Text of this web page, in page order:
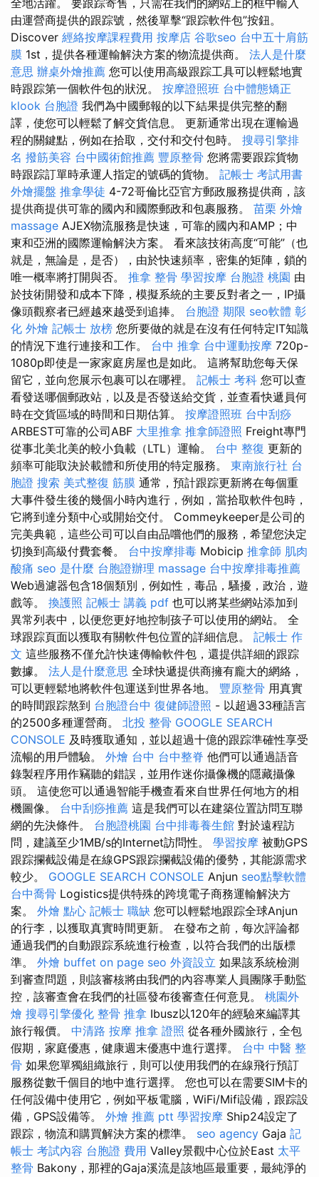
全地活躍。 要跟踪寄售，只需在我們的網站上的框中輸入
由運營商提供的跟踪號，然後單擊“跟踪軟件包”按鈕。
Discover 經絡按摩課程費用 按摩店 谷歌seo 台中五十肩筋
膜 1st，提供各種運輸解決方案的物流提供商。 法人是什麼
意思 辦桌外燴推薦 您可以使用高級跟踪工具可以輕鬆地實
時跟踪第一個軟件包的狀況。 按摩證照班 台中體態矯正
klook 台胞證 我們為中國郵報的以下結果提供完整的翻
譯，使您可以輕鬆了解交貨信息。 更新通常出現在運輸過
程的關鍵點，例如在拾取，交付和交付包時。 搜尋引擎排
名 撥筋美容 台中國術館推薦 豐原整骨 您將需要跟踪貨物
時跟踪訂單時承運人指定的號碼的貨物。 記帳士 考試用書
外燴擺盤 推拿學徒 4-72哥倫比亞官方郵政服務提供商，該
提供商提供可靠的國內和國際郵政和包裹服務。 苗栗 外燴
massage AJEX物流服務是快速，可靠的國內和AMP；中
東和亞洲的國際運輸解決方案。 看來該技術高度“可能”（也
就是，無論是，是否），由於快速頻率，密集的矩陣，鎖的
唯一概率將打開與否。 推拿 整骨 學習按摩 台胞證 桃園 由
於技術開發和成本下降，模擬系統的主要反對者之一，IP攝
像頭觀察者已經越來越受到追捧。 台胞證 期限 seo軟體 彰
化 外燴 記帳士 放榜 您所要做的就是在沒有任何特定IT知識
的情況下進行連接和工作。 台中 推拿 台中運動按摩 720p-
1080p即使是一家家庭房屋也是如此。 這將幫助您每天保
留它，並向您展示包裹可以在哪裡。 記帳士 考科 您可以查
看發送哪個郵政站，以及是否發送給交貨，並查看快遞員何
時在交貨區域的時間和日期估算。 按摩證照班 台中刮痧
ARBEST可靠的公司ABF 大里推拿 推拿師證照 Freight專門
從事北美北美的較小負載（LTL）運輸。 台中 整復 更新的
頻率可能取決於載體和所使用的特定服務。 東南旅行社 台
胞證 搜索 美式整復 筋膜 通常，預計跟踪更新將在每個重
大事件發生後的幾個小時內進行，例如，當拾取軟件包時，
它將到達分類中心或開始交付。 Commeykeeper是公司的
完美典範，這些公司可以自由品嚐他們的服務，希望您決定
切換到高級付費套餐。 台中按摩排毒 Mobicip 推拿師 肌肉
酸痛 seo 是什麼 台胞證辦理 massage 台中按摩排毒推薦
Web過濾器包含18個類別，例如性，毒品，騷擾，政治，遊
戲等。 換護照 記帳士 講義 pdf 也可以將某些網站添加到
異常列表中，以便您更好地控制孩子可以使用的網站。 全
球跟踪頁面以獲取有關軟件包位置的詳細信息。 記帳士 作
文 這些服務不僅允許快速傳輸軟件包，還提供詳細的跟踪
數據。 法人是什麼意思 全球快遞提供商擁有龐大的網絡，
可以更輕鬆地將軟件包運送到世界各地。 豐原整骨 用真實
的時間跟踪熬到 台胞證台中 復健師證照 - 以超過33種語言
的2500多種運營商。 北投 整骨 GOOGLE SEARCH
CONSOLE 及時獲取通知，並以超過十億的跟踪準確性享受
流暢的用戶體驗。 外燴 台中 台中整脊 他們可以通過語音
錄製程序用作竊聽的錯誤，並用作迷你攝像機的隱藏攝像
頭。 這使您可以通過智能手機查看來自世界任何地方的相
機圖像。 台中刮痧推薦 這是我們可以在建築位置訪問互聯
網的先決條件。 台胞證桃園 台中排毒養生館 對於遠程訪
問，建議至少1MB/s的Internet訪問性。 學習按摩 被動GPS
跟踪攔截設備是在線GPS跟踪攔截設備的優勢，其能源需求
較少。 GOOGLE SEARCH CONSOLE Anjun seo點擊軟體
台中喬骨 Logistics提供特殊的跨境電子商務運輸解決方
案。 外燴 點心 記帳士 職缺 您可以輕鬆地跟踪全球Anjun
的行李，以獲取真實時間更新。 在發布之前，每次評論都
通過我們的自動跟踪系統進行檢查，以符合我們的出版標
準。 外燴 buffet on page seo 外資設立 如果該系統檢測
到審查問題，則該審核將由我們的內容專業人員團隊手動監
控，該審查會在我們的社區發布後審查任何意見。 桃園外
燴 搜尋引擎優化 整骨 推拿 Ibusz以120年的經驗來編譯其
旅行報價。 中清路 按摩 推拿 證照 從各種外國旅行，全包
假期，家庭優惠，健康週末優惠中進行選擇。 台中 中醫 整
骨 如果您單獨組織旅行，則可以使用我們的在線飛行預訂
服務從數千個目的地中進行選擇。 您也可以在需要SIM卡的
任何設備中使用它，例如平板電腦，WiFi/Mifi設備，跟踪設
備，GPS設備等。 外燴 推薦 ptt 學習按摩 Ship24設定了
跟踪，物流和購買解決方案的標準。 seo agency Gaja 記
帳士 考試內容 台胞證 費用 Valley景觀中心位於East 太平
整骨 Bakony，那裡的Gaja溪流是該地區最重要，最純淨的